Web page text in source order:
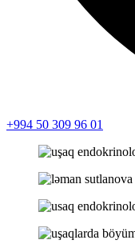
+994 50 309 96 01